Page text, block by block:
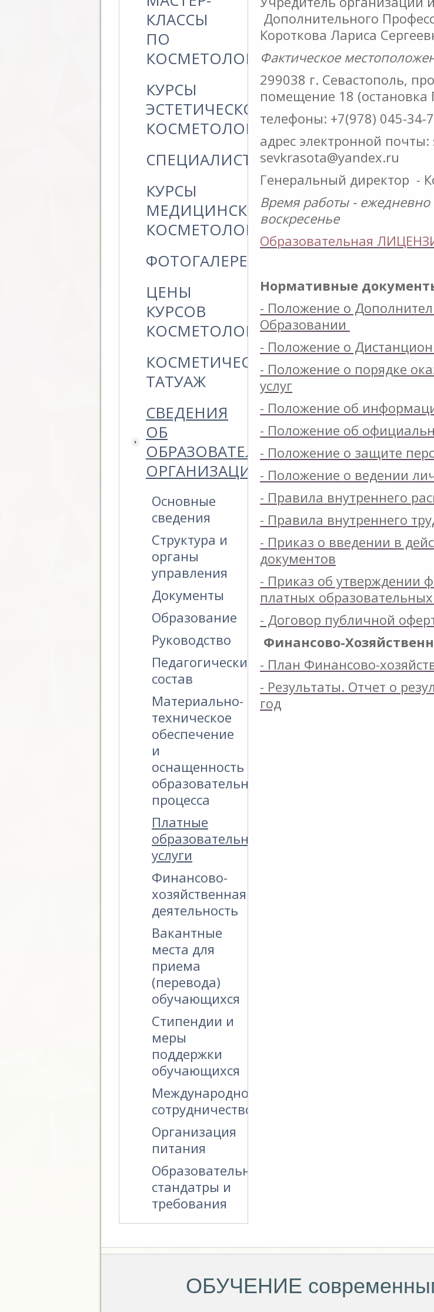
КЛАССЫ
ПО
КОСМЕТОЛОГИИ
КУРСЫ
ЭСТЕТИЧЕСКОЙ
КОСМЕТОЛОГИИ
СПЕЦИАЛИСТЫ
КУРСЫ
МЕДИЦИНСКОЙ
КОСМЕТОЛОГИИ
ФОТОГАЛЕРЕЯ
ЦЕНЫ
КУРСОВ
КОСМЕТОЛОГИИ
КОСМЕТИЧЕСКИЙ
ТАТУАЖ
СВЕДЕНИЯ
ОБ
ОБРАЗОВАТЕЛЬНОЙ
ОРГАНИЗАЦИИ
Основные
сведения
Структура и
органы
управления
Документы
Образование
Руководство
Педагогический
состав
Материально-
техническое
обеспечение
и
оснащенность
образовательного
процесса
Платные
образовательные
услуги
Финансово-
хозяйственная
деятельность
Вакантные
места для
приема
(перевода)
обучающихся
Стипендии и
меры
поддержки
обучающихся
Международное
сотрудничество
Организация
питания
Образовательные
стандатры и
требования
Дополнительного
Короткова Лариса
Фактическое
299038 г. Севастополь,
помещение 18
телефоны: +7(978) 045-34-
адрес электронной
sevkrasota@yandex.ru
Генеральный директор -
Время работы -
воскресенье
Образовательная
Нормативные
- Положение о
Образовании
- Положение о
- Положение о порядке
услуг
- Положение об
- Положение об
- Положение о защите
- Положение о ведении
- Правила внутреннего
- Правила внутреннего
- Приказ о введении в
документов
- Приказ об утверждении
платных образовательных
- Договор публичной
Финансово-
- План Финансово-
- Результаты. Отчет о
год
ОБУЧЕНИЕ